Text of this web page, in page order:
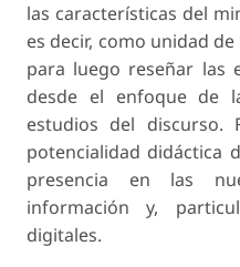
las características del
es decir, como unidad
para luego reseñar
desde el enfoque de
estudios del discurso.
potencialidad didáctica
presencia en las
información y,
digitales.